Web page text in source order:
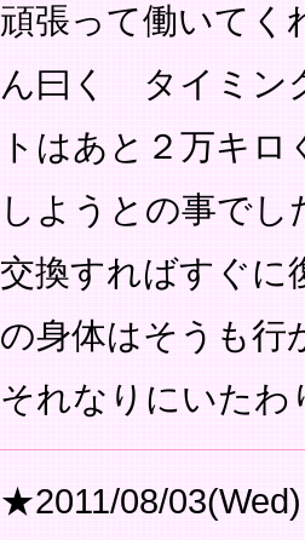
頑張って働いてく
ん曰く タイミン
トはあと２万キ
しようとの事でし
交換すればすぐに
の身体はそうも
それなりにいたわ
★2011/08/03(Wed)